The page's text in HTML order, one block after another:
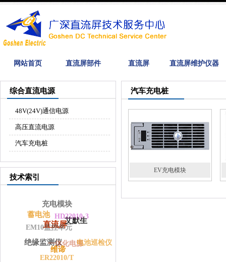
网站首页 直流屏部件 直流屏 直流屏维护仪器
综合直流电源
48V(24V)通信电源
高压直流电源
汽车充电桩
技术索引
绝缘监测仪
ER22010/T
维谛
直流屏
蓄电池
EM10监控单元
一体化电源电池巡检仪
艾默生
充电模块
HD22010-3
汽车充电桩
EV充电模块